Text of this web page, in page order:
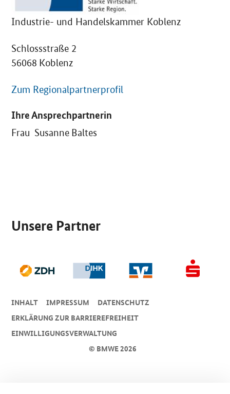
Industrie- und Handelskammer Koblenz
Schlossstraße 2
56068 Koblenz
Zum Regionalpartnerprofil
Ihre Ansprechpartnerin
Frau Susanne Baltes
Unsere Partner
© BMWE 2026
INHALT IMPRESSUM
DA­TEN­SCHUTZ
ERKLÄRUNG ZUR BARRIEREFREIHEIT
EINWILLIGUNGSVERWALTUNG